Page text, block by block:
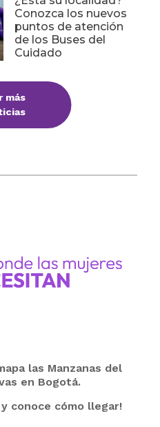
las Manzanas del
en Bogotá.
conoce cómo llegar!